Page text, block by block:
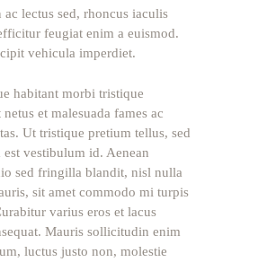
lectus sed, rhoncus iaculis
feugiat enim a euismod.
vehicula imperdiet.
habitant morbi tristique
netus et malesuada fames ac
Ut tristique pretium tellus, sed
est vestibulum id. Aenean
sed fringilla blandit, nisl nulla
sit amet commodo mi turpis
varius eros et lacus
Mauris sollicitudin enim
luctus justo non, molestie